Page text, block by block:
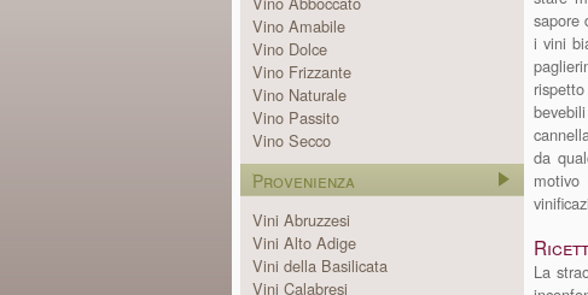
Vino Amabile
Vino Dolce
Vino Frizzante
Vino Naturale
Vino Passito
Vino Secco
Provenienza
Vini Abruzzesi
Vini Alto Adige
Vini della Basilicata
Vini Calabresi
sapore
i vini
da
La